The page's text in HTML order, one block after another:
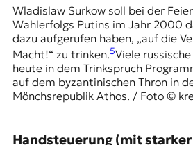
Wladislaw Surkow soll bei der
Wahlerfolgs Putins im Jahr 2000
dazu aufgerufen haben, „auf die
Macht!“ zu trinken.5Viele
heute in dem Trinkspruch
auf dem byzantinischen Thron in
Mönchsrepublik Athos. / Foto ©
Handsteuerung (mit starker